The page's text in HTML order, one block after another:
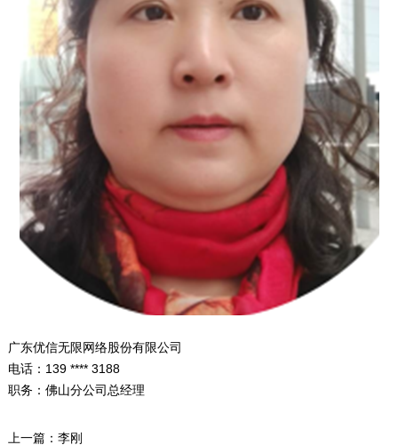
广东优信无限网络股份有限公司
电话：139 **** 3188
职务：佛山分公司总经理
上一篇： 李刚